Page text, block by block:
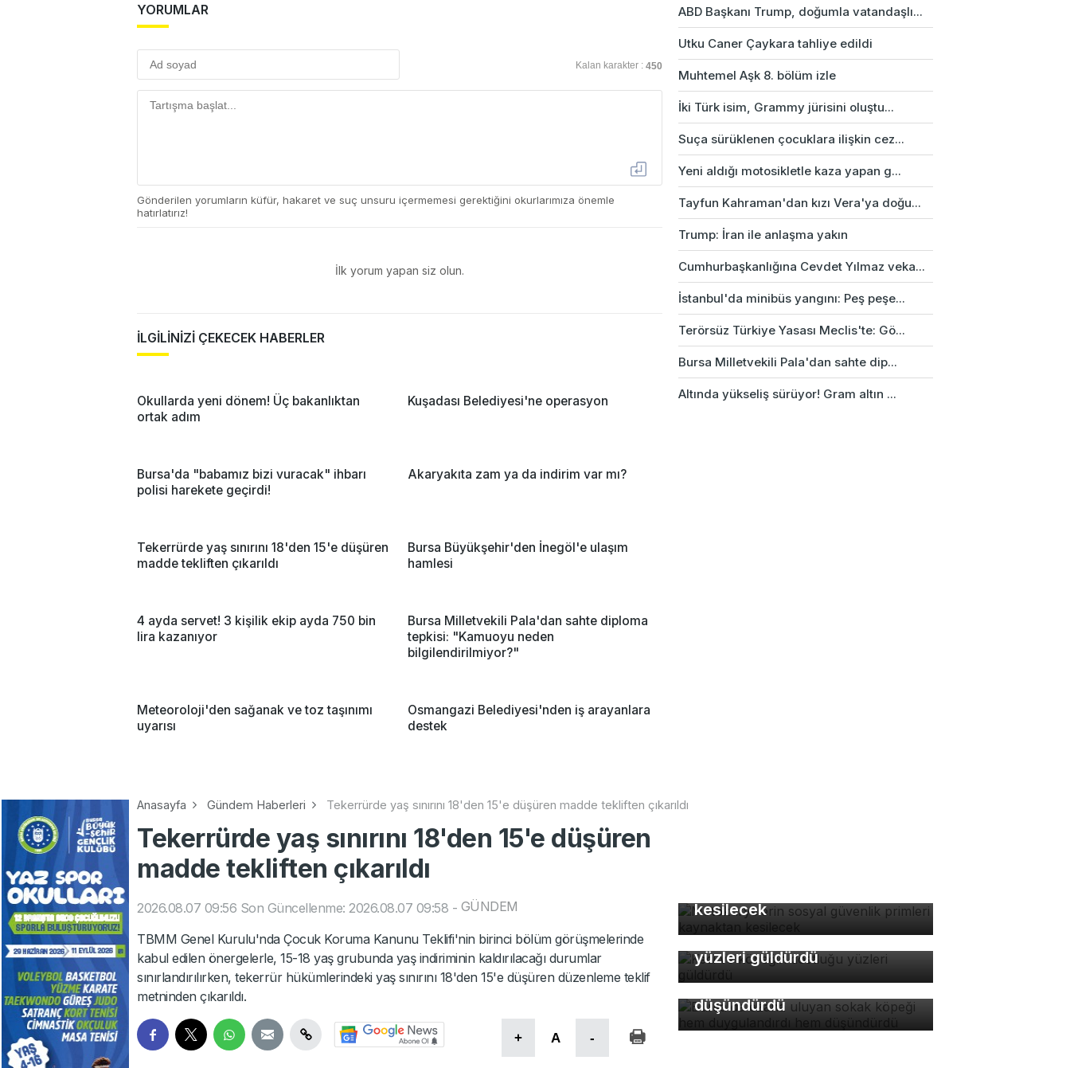
YORUMLAR
Kalan karakter : 450
Gönderilen yorumların küfür, hakaret ve suç unsuru içermemesi gerektiğini okurlarımıza önemle
hatırlatırız!
İlk yorum yapan siz olun.
İLGİLİNİZİ ÇEKECEK HABERLER
Okullarda yeni dönem! Üç bakanlıktan
ortak adım
Kuşadası Belediyesi'ne operasyon
Bursa'da "babamız bizi vuracak" ihbarı
polisi harekete geçirdi!
Akaryakıta zam ya da indirim var mı?
Tekerrürde yaş sınırını 18'den 15'e düşüren
madde tekliften çıkarıldı
Bursa Büyükşehir'den İnegöl'e ulaşım
hamlesi
4 ayda servet! 3 kişilik ekip ayda 750 bin
lira kazanıyor
Bursa Milletvekili Pala'dan sahte diploma
tepkisi: "Kamuoyu neden
bilgilendirilmiyor?"
Meteoroloji'den sağanak ve toz taşınımı
uyarısı
Osmangazi Belediyesi'nden iş arayanlara
destek
ABD Başkanı Trump, doğumla vatandaşlı...
Utku Caner Çaykara tahliye edildi
Muhtemel Aşk 8. bölüm izle
İki Türk isim, Grammy jürisini oluştu...
Suça sürüklenen çocuklara ilişkin cez...
Yeni aldığı motosikletle kaza yapan g...
Tayfun Kahraman'dan kızı Vera'ya doğu...
Trump: İran ile anlaşma yakın
Cumhurbaşkanlığına Cevdet Yılmaz veka...
İstanbul'da minibüs yangını: Peş peşe...
Terörsüz Türkiye Yasası Meclis'te: Gö...
Bursa Milletvekili Pala'dan sahte dip...
Altında yükseliş sürüyor! Gram altın ...
Anasayfa Gündem Haberleri Tekerrürde yaş sınırını 18'den 15'e düşüren madde tekliften çıkarıldı
Tekerrürde yaş sınırını 18'den 15'e düşüren
madde tekliften çıkarıldı
2026.08.07 09:56 Son Güncellenme: 2026.08.07 09:58 - GÜNDEM
TBMM Genel Kurulu'nda Çocuk Koruma Kanunu Teklifi'nin birinci bölüm görüşmelerinde
kabul edilen önergelerle, 15-18 yaş grubunda yaş indiriminin kaldırılacağı durumlar
sınırlandırılırken, tekerrür hükümlerindeki yaş sınırını 18'den 15'e düşüren düzenleme teklif
metninden çıkarıldı.
+ A -
kesilecek
Kedi ve köpeğin dostluğu
yüzleri güldürdü
Bursa'da ezana uluyan
sokak köpeği hem
duygulandırdı hem
düşündürdü